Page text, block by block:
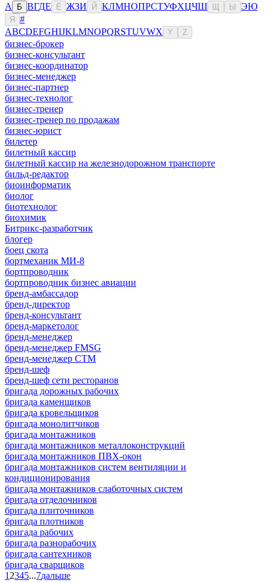
А Б ВГДЕ Ё ЖЗИ Й КЛМНОПРСТУФХЦЧШ Ы ЭЮ
Я
#
ABCDEFGHIJKLMNOPQRSTUVWX Y Z
бизнес-брокер
бизнес-консультант
бизнес-координатор
бизнес-менеджер
бизнес-партнер
бизнес-технолог
бизнес-тренер
бизнес-тренер по продажам
бизнес-юрист
билетер
билетный кассир
билетный кассир на железнодорожном транспорте
бильд-редактор
биоинформатик
биолог
биотехнолог
биохимик
Битрикс-разработчик
блогер
боец скота
бортмеханик МИ-8
бортпроводник
бортпроводник бизнес авиации
бренд-амбассадор
бренд-директор
бренд-консультант
бренд-маркетолог
бренд-менеджер
бренд-менеджер FMSG
бренд-менеджер СТМ
бренд-шеф
бренд-шеф сети ресторанов
бригада дорожных рабочих
бригада каменщиков
бригада кровельщиков
бригада монолитчиков
бригада монтажников
бригада монтажников металлоконструкций
бригада монтажников ПВХ-окон
бригада монтажников систем вентиляции и
кондиционирования
бригада монтажников слаботочных систем
бригада отделочников
бригада плиточников
бригада плотников
бригада рабочих
бригада разнорабочих
бригада сантехников
бригада сварщиков
1 2345...7дальше